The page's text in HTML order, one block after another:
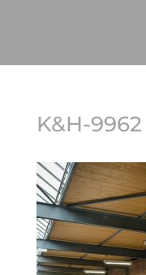
K&H-9962